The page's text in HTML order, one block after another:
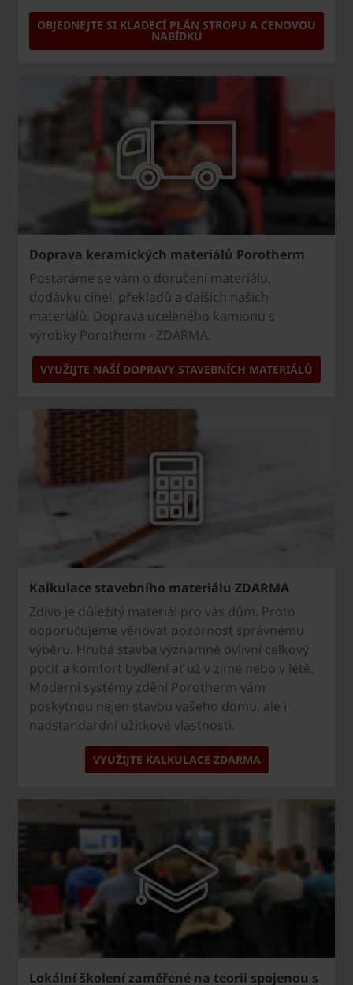
OBJEDNEJTE SI KLADECÍ PLÁN STROPU A CENOVOU
NABÍDKU
Doprava keramických materiálů Porotherm
Postaráme se vám o doručení materiálu,
dodávku cihel, překladů a dalších našich
materiálů. Doprava uceleného kamionu s
výrobky Porotherm - ZDARMA.
VYUŽIJTE NAŠÍ DOPRAVY STAVEBNÍCH MATERIÁLŮ
Kalkulace stavebního materiálu ZDARMA
Zdivo je důležitý materiál pro vás dům. Proto
doporučujeme věnovat pozornost správnému
výběru. Hrubá stavba významně ovlivní celkový
pocit a komfort bydlení ať už v zime nebo v létě.
Moderní systémy zdění Porotherm vám
poskytnou nejen stavbu vašeho domu, ale i
nadstandardní užitkové vlastnosti.
VYUŽIJTE KALKULACE ZDARMA
Lokální školení zaměřené na teorii spojenou s